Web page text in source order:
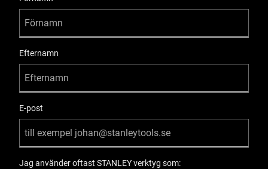
Efternamn
E-post
Jag använder oftast STANLEY verktyg som: